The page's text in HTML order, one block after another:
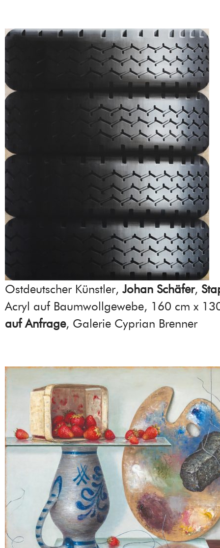
Ostdeutscher Künstler, Johan Schäfer,
Acryl auf Baumwollgewebe, 160 cm x
auf Anfrage, Galerie Cyprian Brenner